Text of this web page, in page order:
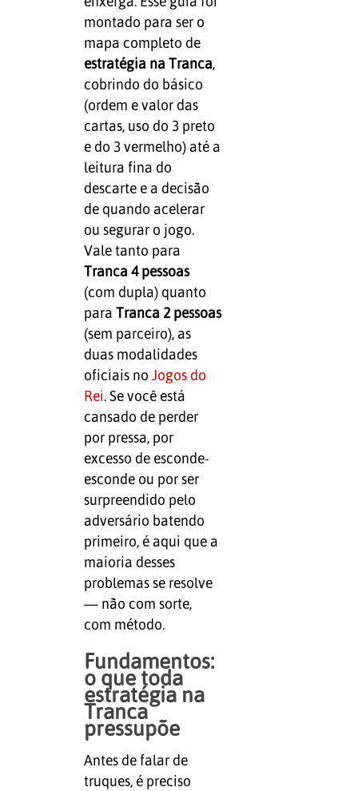
montado para ser o
mapa completo de
estratégia na Tranca,
cobrindo do básico
(ordem e valor das
cartas, uso do 3 preto
e do 3 vermelho) até a
leitura fina do
descarte e a decisão
de quando acelerar
ou segurar o jogo.
Vale tanto para
Tranca 4 pessoas
(com dupla) quanto
para Tranca 2 pessoas
(sem parceiro), as
duas modalidades
oficiais no Jogos do
Rei. Se você está
cansado de perder
por pressa, por
excesso de esconde-
esconde ou por ser
surpreendido pelo
adversário batendo
primeiro, é aqui que a
maioria desses
problemas se resolve
— não com sorte,
com método.
Fundamentos:
o que toda
estratégia na
Tranca
pressupõe
Antes de falar de
truques, é preciso